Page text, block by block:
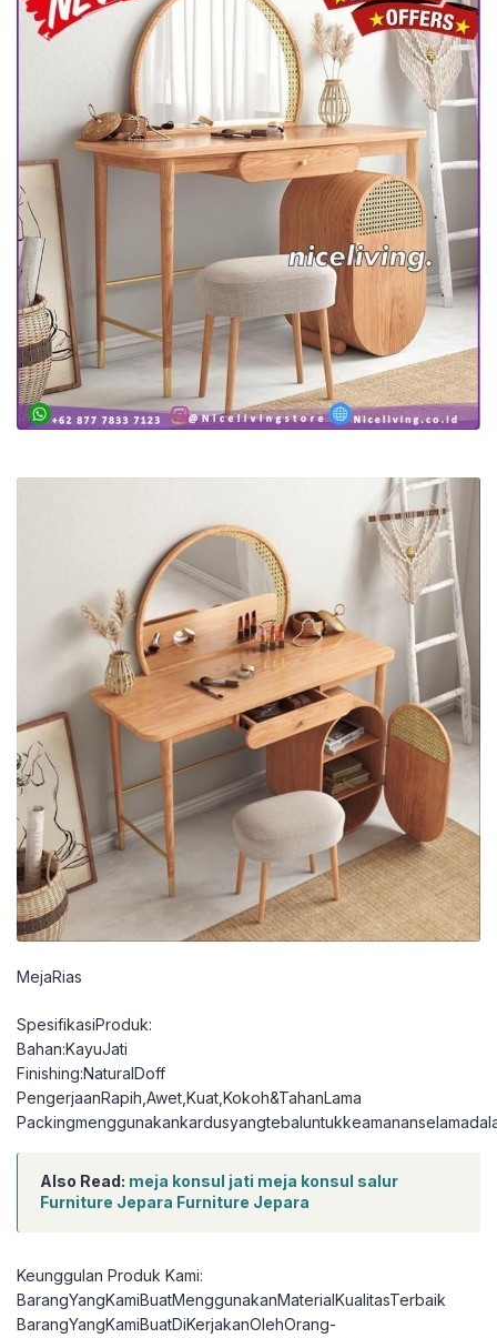
MejaRias
SpesifikasiProduk:
Bahan:KayuJati
Finishing:NaturalDoff
PengerjaanRapih,Awet,Kuat,Kokoh&TahanLama
Also Read: meja konsul jati meja konsul salur
Furniture Jepara Furniture Jepara
Keunggulan Produk Kami:
BarangYangKamiBuatMenggunakanMaterialKualitasTerbaik
BarangYangKamiBuatDiKerjakanOlehOrang-